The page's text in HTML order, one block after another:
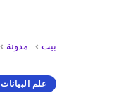
بيت مدونة
علم البيانات